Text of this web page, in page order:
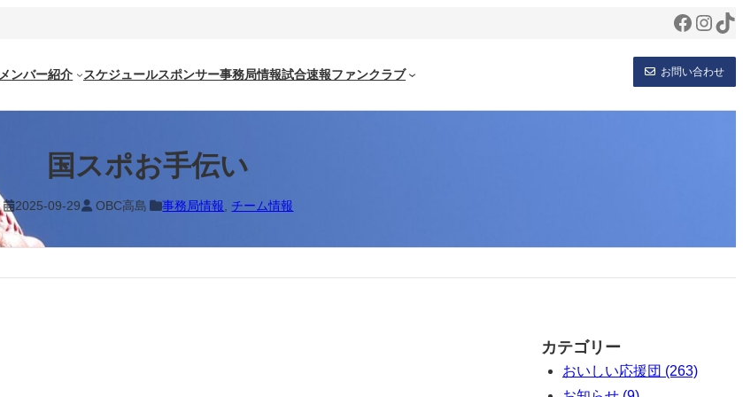
メンバー紹介 スケジュールスポンサー事務局情報試合速報ファンクラブ お問い合わせ
国スポお手伝い
2025-09-29 OBC高島 事務局情報 チーム情報
カテゴリー
おいしい応援団 (263)